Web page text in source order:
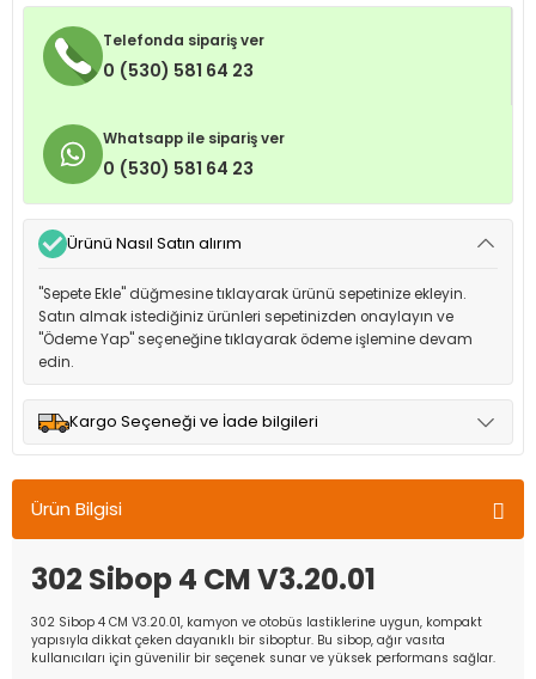
Telefonda sipariş ver
0 (530) 581 64 23
Whatsapp ile sipariş ver
0 (530) 581 64 23
Ürünü Nasıl Satın alırım
"Sepete Ekle" düğmesine tıklayarak ürünü sepetinize ekleyin.
Satın almak istediğiniz ürünleri sepetinizden onaylayın ve
"Ödeme Yap" seçeneğine tıklayarak ödeme işlemine devam
edin.
Kargo Seçeneği ve İade bilgileri
adresinize teslim edilir.
Ürün Bilgisi
302 Sibop 4 CM V3.20.01
302 Sibop 4 CM V3.20.01, kamyon ve otobüs lastiklerine uygun, kompakt
yapısıyla dikkat çeken dayanıklı bir siboptur. Bu sibop, ağır vasıta
kullanıcıları için güvenilir bir seçenek sunar ve yüksek performans sağlar.